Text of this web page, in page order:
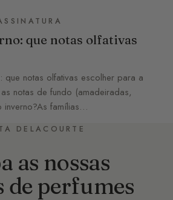
que notas olfativas
que notas olfativas escolher para a
notas de fundo (amadeiradas,
inverno?As famílias…
DELACOURTE
as nossas
de perfumes